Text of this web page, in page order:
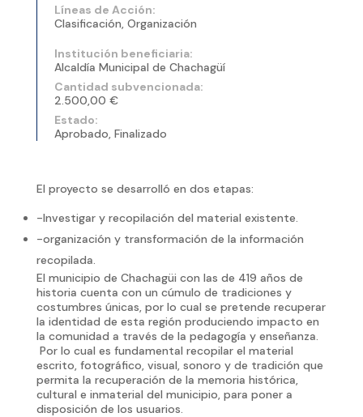
Líneas de Acción:
Clasificación, Organización
Institución beneficiaria:
Alcaldía Municipal de Chachagüí
Cantidad subvencionada:
2.500,00 €
Estado:
Aprobado, Finalizado
El proyecto se desarrolló en dos etapas:
-Investigar y recopilación del material existente.
-organización y transformación de la información
recopilada.
El municipio de Chachagüi con las de 419 años de
historia cuenta con un cúmulo de tradiciones y
costumbres únicas, por lo cual se pretende recuperar
la identidad de esta región produciendo impacto en
la comunidad a través de la pedagogía y enseñanza.
Por lo cual es fundamental recopilar el material
escrito, fotográfico, visual, sonoro y de tradición que
permita la recuperación de la memoria histórica,
cultural e inmaterial del municipio, para poner a
disposición de los usuarios.